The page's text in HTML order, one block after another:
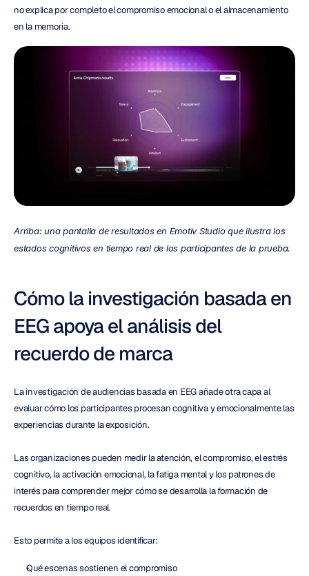
no explica por completo el compromiso emocional o el almacenamiento
en la memoria.
Arriba: una pantalla de resultados en Emotiv Studio que ilustra los
estados cognitivos en tiempo real de los participantes de la prueba.
Cómo la investigación basada en
EEG apoya el análisis del
recuerdo de marca
La investigación de audiencias basada en EEG añade otra capa al
evaluar cómo los participantes procesan cognitiva y emocionalmente las
experiencias durante la exposición.
Las organizaciones pueden medir la atención, el compromiso, el estrés
cognitivo, la activación emocional, la fatiga mental y los patrones de
interés para comprender mejor cómo se desarrolla la formación de
recuerdos en tiempo real.
Esto permite a los equipos identificar:
Qué escenas sostienen el compromiso